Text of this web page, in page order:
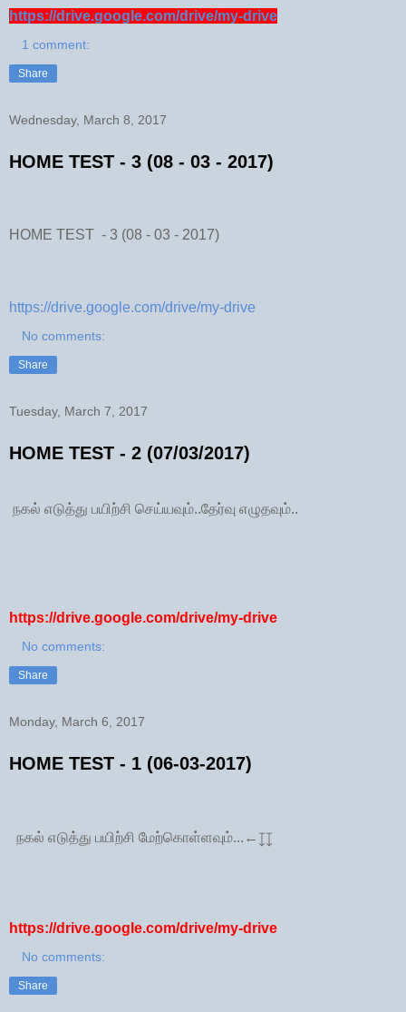
https://drive.google.com/drive/my-drive
1 comment:
Share
Wednesday, March 8, 2017
HOME TEST - 3 (08 - 03 - 2017)
HOME TEST - 3 (08 - 03 - 2017)
https://drive.google.com/drive/my-drive
No comments:
Share
Tuesday, March 7, 2017
HOME TEST - 2 (07/03/2017)
நகல் எடுத்து பயிற்சி செய்யவும்..தேர்வு எழுதவும்..
https://drive.google.com/drive/my-drive
No comments:
Share
Monday, March 6, 2017
HOME TEST - 1 (06-03-2017)
நகல் எடுத்து பயிற்சி மேற்கொள்ளவும்...←↧↧
https://drive.google.com/drive/my-drive
No comments:
Share